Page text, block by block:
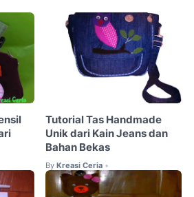
Tutorial Tas Handmade
Unik dari Kain Jeans dan
Bahan Bekas
By Kreasi Ceria •